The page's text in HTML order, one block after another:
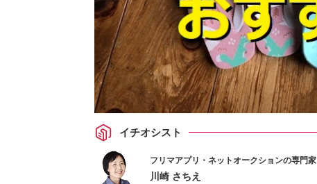
イチオシスト
フリマアプリ・ネットオークションの専門家
川崎 さちえ